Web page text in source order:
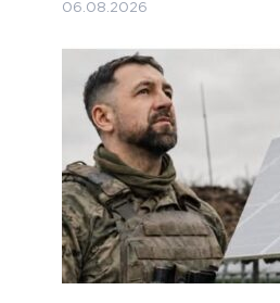
06.08.2026